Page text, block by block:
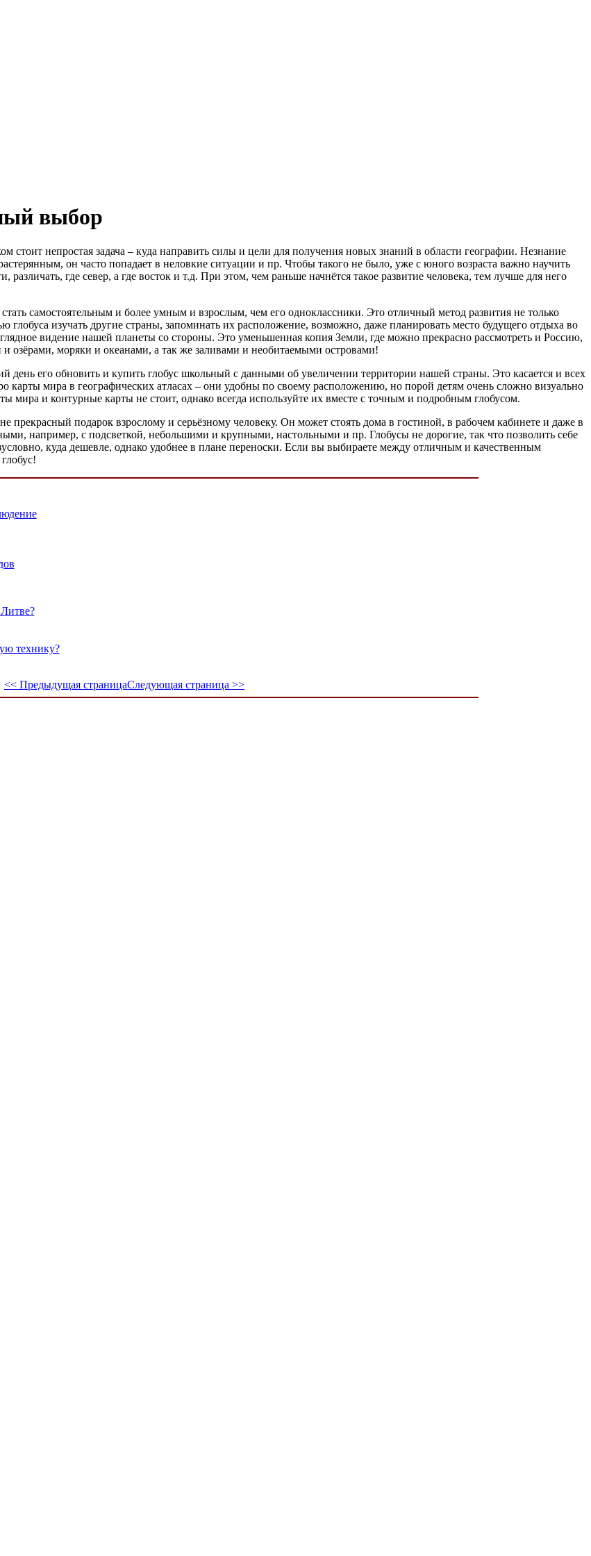
выбор
непростая задача – куда направить силы и цели для получения новых знаний в области географии. Незнание
он часто попадает в неловкие ситуации и пр. Чтобы такого не было, уже с юного возраста важно научить
где север, а где восток и т.д. При этом, чем раньше начнётся такое развитие человека, тем лучше для него
самостоятельным и более умным и взрослым, чем его одноклассники. Это отличный метод развития не только
изучать другие страны, запоминать их расположение, возможно, даже планировать место будущего отдыха во
видение нашей планеты со стороны. Это уменьшенная копия Земли, где можно прекрасно рассмотреть и Россию,
озёрами, моряки и океанами, а так же заливами и необитаемыми островами!
день его обновить и купить глобус школьный с данными об увеличении территории нашей страны. Это касается и всех
карты мира в географических атласах – они удобны по своему расположению, но порой детям очень сложно визуально
мира и контурные карты не стоит, однако всегда используйте их вместе с точным и подробным глобусом.
подарок взрослому и серьёзному человеку. Он может стоять дома в гостиной, в рабочем кабинете и даже в
например, с подсветкой, небольшими и крупными, настольными и пр. Глобусы не дорогие, так что позволить себе
куда дешевле, однако удобнее в плане переноски. Если вы выбираете между отличным и качественным
технику?
<< Предыдущая страницаСледующая страница >>